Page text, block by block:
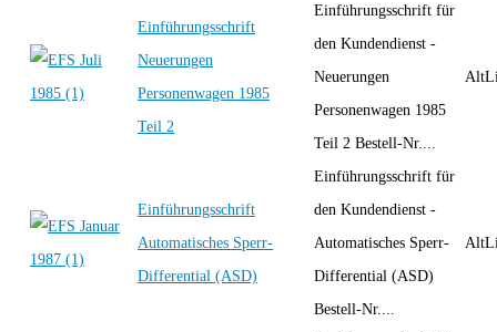
Einführungsschrift
Neuerungen
Personenwagen 1985
Teil 2
Einführungsschrift für
den Kundendienst -
Neuerungen
Personenwagen 1985
Teil 2 Bestell-Nr....
Einführungsschrift
Automatisches Sperr-
Differential (ASD)
Einführungsschrift für
den Kundendienst -
Automatisches Sperr-
Differential (ASD)
Bestell-Nr....